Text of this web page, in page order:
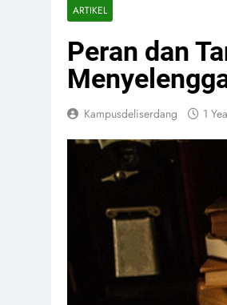
ARTIKEL
Peran dan
Kampusdeliserdang 1